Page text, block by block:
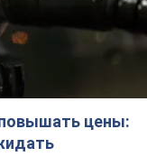
цены: